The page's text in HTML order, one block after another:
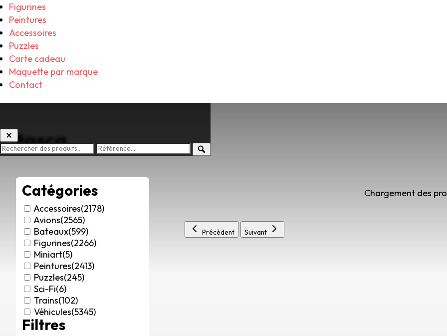
Figurines
Peintures
Accessoires
Puzzles
Carte cadeau
Maquette par marque
Contact
tasca
Catégories
Accessoires(2178)
Avions(2565)
Bateaux(599)
Figurines(2266)
Miniart(5)
Peintures(2413)
Puzzles(245)
Sci-Fi(6)
Trains(102)
Véhicules(5345)
Filtres
Chargement des
Précédent Suivant